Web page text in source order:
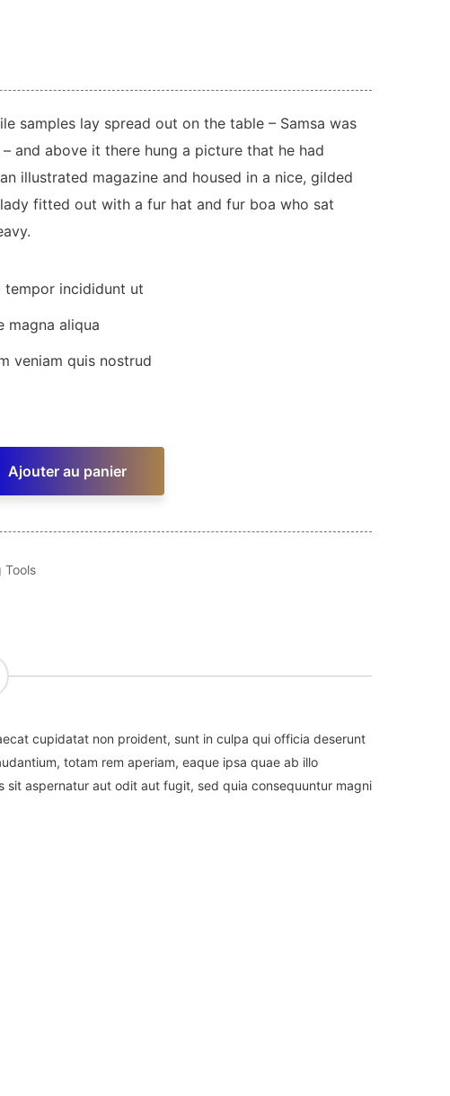
samples lay spread out on the table – Samsa was
and above it there hung a picture that he had
illustrated magazine and housed in a nice, gilded
fitted out with a fur hat and fur boa who sat
tempor incididunt ut
magna aliqua
veniam quis nostrud
Ajouter au panier
Tools
cupidatat non proident, sunt in culpa qui officia deserunt
totam rem aperiam, eaque ipsa quae ab illo
aspernatur aut odit aut fugit, sed quia consequuntur magni